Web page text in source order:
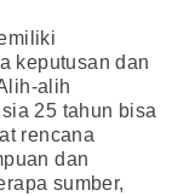
keputusan dan
alih
25 tahun bisa
rencana
dan
sumber,